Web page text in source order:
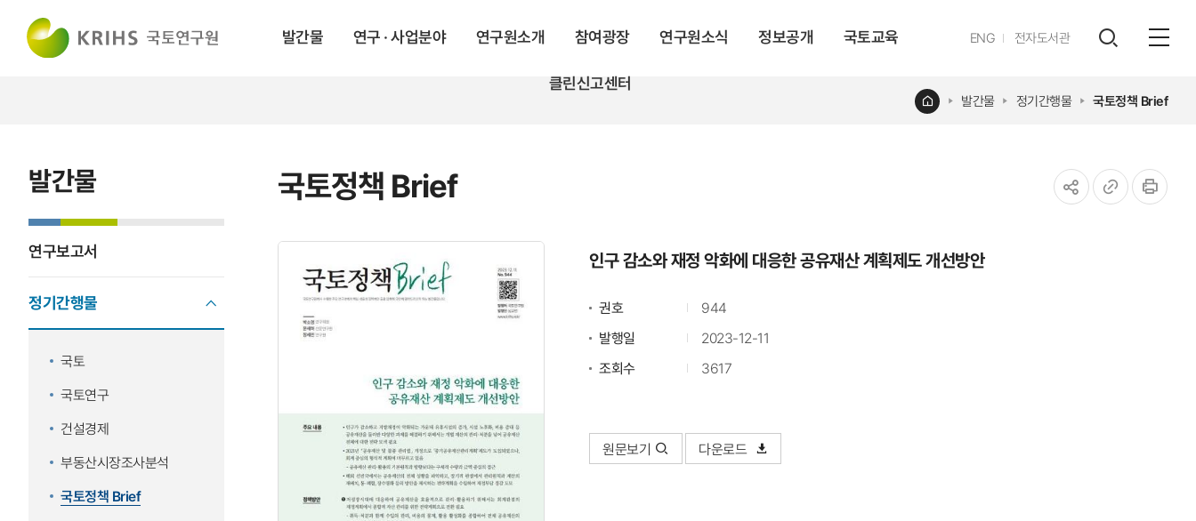
발간물 연구 · 사업분야 연구원소개 참여광장 연구원소식 정보공개 국토교육
클린신고센터
ENG영문전자도서관
레이어
국토정책 Brief
홈 발간물 정기간행물 국토정책 Brief
발간물
연구보고서
정기간행물
국토
국토연구
건설경제
부동산시장조사분석
국토정책 Brief
인구 감소와 재정 악화에 대응한 공유재산 계획제도 개선방안
권호
944
발행일
2023-12-11
조회수
3617
원문보기 다운로드